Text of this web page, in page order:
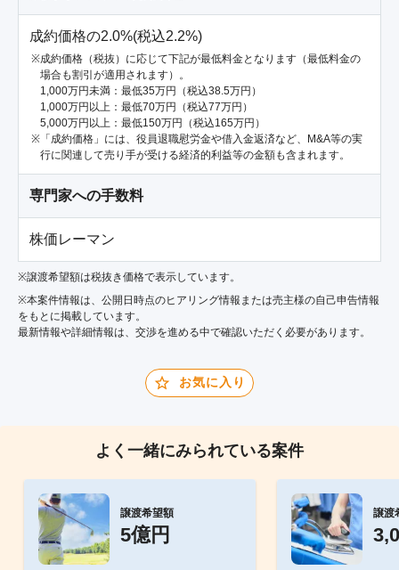
成約価格の2.0%(税込2.2%)
成約価格（税抜）に応じて下記が最低料金となります（最低料金の
場合も割引が適用されます）。
1,000万円未満：最低35万円（税込38.5万円）
1,000万円以上：最低70万円（税込77万円）
5,000万円以上：最低150万円（税込165万円）
「成約価格」には、役員退職慰労金や借入金返済など、M&A等の実
行に関連して売り手が受ける経済的利益等の金額も含まれます。
専門家への手数料
株価レーマン
※譲渡希望額は税抜き価格で表示しています。
※本案件情報は、公開日時点のヒアリング情報または売主様の自己申告情報
をもとに掲載しています。
最新情報や詳細情報は、交渉を進める中で確認いただく必要があります。
お気に入り
よく一緒にみられている案件
譲渡希望額
5億円
譲渡